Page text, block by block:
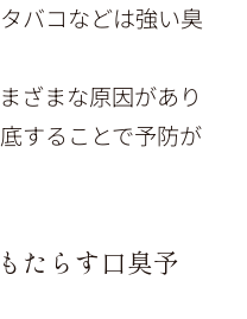
バコなどは強い臭
ざまな原因があり
することで予防が
たらす口臭予